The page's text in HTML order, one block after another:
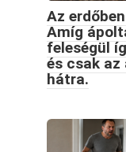
Az
Amíg
feleségül
és csak
hátra.